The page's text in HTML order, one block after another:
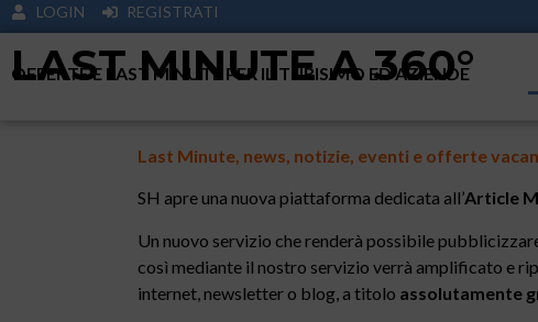
LOGIN REGISTRATI
LAST MINUTE A 360°
OFFERTE E LAST MINUTE PER IL TURISIMO ED AZIENDE
Last Minute, news, notizie, eventi e offerte
SH apre una nuova piattaforma dedicata all’Article
Un nuovo servizio che renderà possibile
così mediante il nostro servizio verrà amplificato e
internet, newsletter o blog, a titolo assolutamente